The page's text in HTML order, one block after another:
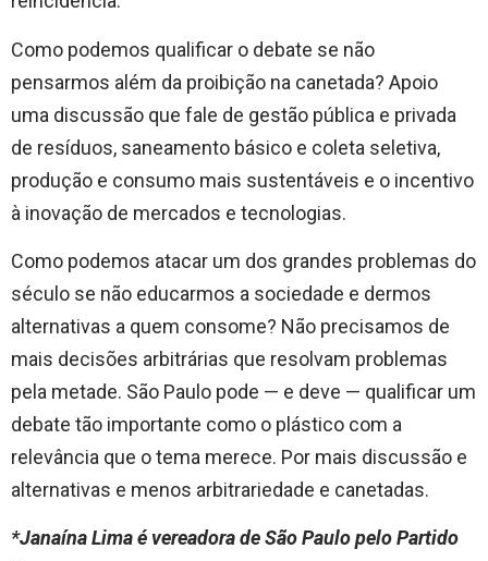
Como podemos qualificar o debate se não
pensarmos além da proibição na canetada? Apoio
uma discussão que fale de gestão pública e privada
de resíduos, saneamento básico e coleta seletiva,
produção e consumo mais sustentáveis e o incentivo
à inovação de mercados e tecnologias.
Como podemos atacar um dos grandes problemas do
século se não educarmos a sociedade e dermos
alternativas a quem consome? Não precisamos de
mais decisões arbitrárias que resolvam problemas
pela metade. São Paulo pode — e deve — qualificar um
debate tão importante como o plástico com a
relevância que o tema merece. Por mais discussão e
alternativas e menos arbitrariedade e canetadas.
*Janaína Lima é vereadora de São Paulo pelo Partido